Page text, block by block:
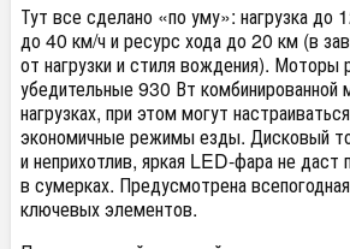
Тут все сделано «по уму»: нагрузка до
до 40 км/ч и ресурс хода до 20 км (в
от нагрузки и стиля вождения). Моторы
убедительные 930 Вт комбинированной
нагрузках, при этом могут
экономичные режимы езды. Дисковый
и неприхотлив, яркая LED-фара не даст
в сумерках. Предусмотрена
ключевых элементов.